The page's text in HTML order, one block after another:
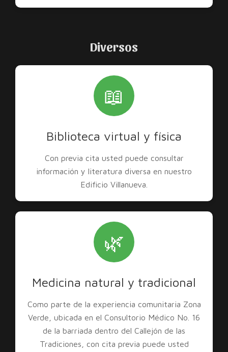
Diversos
📖
Biblioteca virtual y física
Con previa cita usted puede consultar
información y literatura diversa en nuestro
Edificio Villanueva.
🌿
Medicina natural y tradicional
Como parte de la experiencia comunitaria Zona
Verde, ubicada en el Consultorio Médico No. 16
de la barriada dentro del Callejón de las
Tradiciones, con cita previa puede usted